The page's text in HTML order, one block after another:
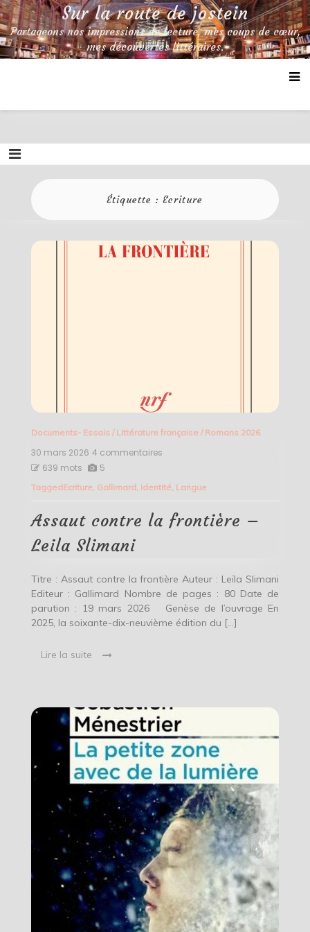
Skip
to
content
Sur la route de jostein
Partageons nos impressions de lecture, mes coups de cœur,
mes découvertes littéraires.
Étiquette :Ecriture
Documents- Essais / Littérature française/ Romans 2026
30 mars 2026 4 commentaires
la
Leila
639 mots 5
TaggedEcriture, Gallimard, identité, Langue
Assaut contre la frontière –
Leila Slimani
Titre : Assaut contre la frontière Auteur : Leïla Slimani
Editeur : Gallimard Nombre de pages : 80 Date de
parution : 19 mars 2026 Genèse de l’ouvrage En
2025, la soixante-dix-neuvième édition du […]
Lire la suite